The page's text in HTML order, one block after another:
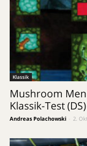
Klassik
Mushroom
Klassik-Test (DS)
Andreas Polachowski 2.